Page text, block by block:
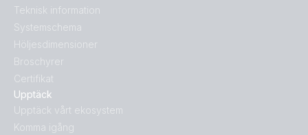
Upptäck
Upptäck vårt ekosystem
Komma igång
Teknisk information
Systemschema
Höljesdimensioner
Broschyrer
Certifikat